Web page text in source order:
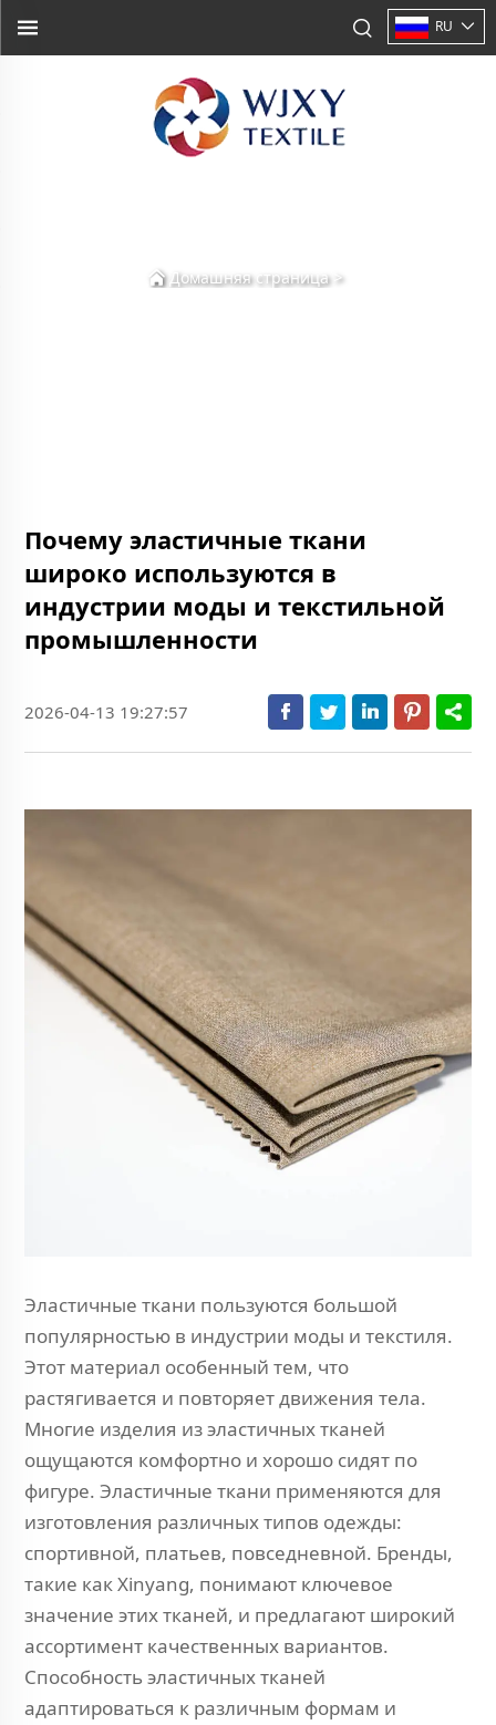
RU
Домашняя страница>
Почему эластичные ткани
широко используются в
индустрии моды и текстильной
промышленности
2026-04-13 19:27:57
Эластичные ткани пользуются большой
популярностью в индустрии моды и текстиля.
Этот материал особенный тем, что
растягивается и повторяет движения тела.
Многие изделия из эластичных тканей
ощущаются комфортно и хорошо сидят по
фигуре. Эластичные ткани применяются для
изготовления различных типов одежды:
спортивной, платьев, повседневной. Бренды,
такие как Xinyang, понимают ключевое
значение этих тканей, и предлагают широкий
ассортимент качественных вариантов.
Способность эластичных тканей
адаптироваться к различным формам и